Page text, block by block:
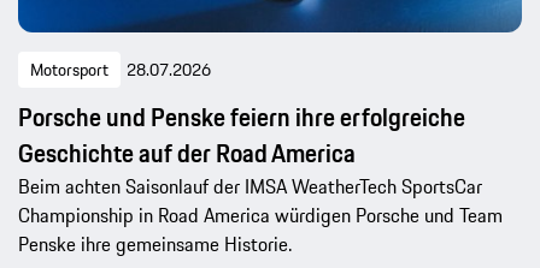
Motorsport 28.07.2026
Porsche und Penske feiern ihre erfolgreiche
Geschichte auf der Road America
Beim achten Saisonlauf der IMSA WeatherTech SportsCar
Championship in Road America würdigen Porsche und Team
Penske ihre gemeinsame Historie.